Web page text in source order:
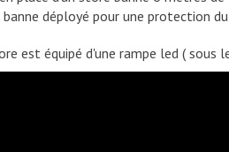
déployé pour une protection
est équipé d'une rampe led (